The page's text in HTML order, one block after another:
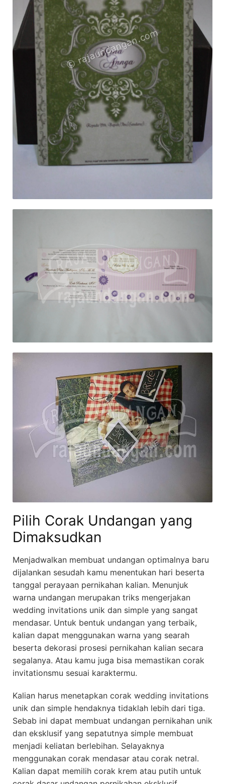
Pilih Corak Undangan yang
Dimaksudkan
Menjadwalkan membuat undangan optimalnya baru
dijalankan sesudah kamu menentukan hari beserta
tanggal perayaan pernikahan kalian. Menunjuk
warna undangan merupakan triks mengerjakan
wedding invitations unik dan simple yang sangat
mendasar. Untuk bentuk undangan yang terbaik,
kalian dapat menggunakan warna yang searah
beserta dekorasi prosesi pernikahan kalian secara
segalanya. Atau kamu juga bisa memastikan corak
invitationsmu sesuai karaktermu.
Kalian harus menetapkan corak wedding invitations
unik dan simple hendaknya tidaklah lebih dari tiga.
Sebab ini dapat membuat undangan pernikahan unik
dan eksklusif yang sepatutnya simple membuat
menjadi keliatan berlebihan. Selayaknya
menggunakan corak mendasar atau corak netral.
Kalian dapat memilih corak krem atau putih untuk